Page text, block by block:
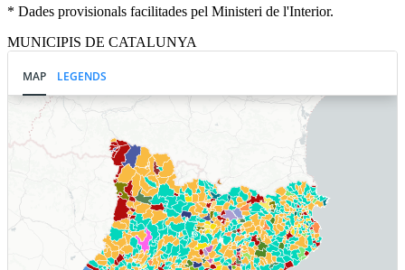
* Dades provisionals facilitades pel Ministeri de l'Interior.
MUNICIPIS DE CATALUNYA